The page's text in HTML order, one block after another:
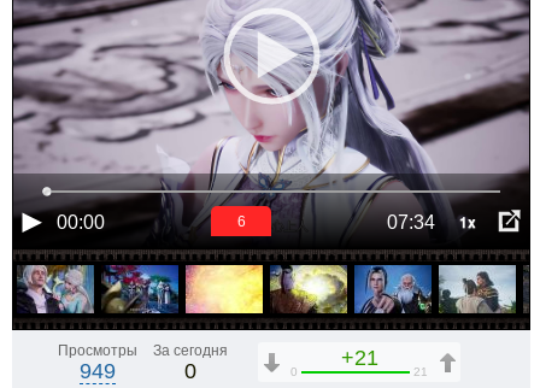
00:00 07:34 1x
5
Просмотры
949
За сегодня
0
+21
0 21